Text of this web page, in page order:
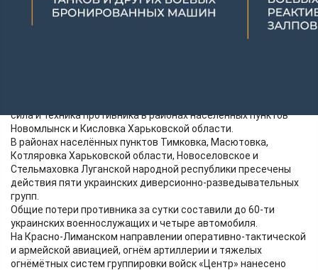
хранения боеприпасов, вооружения и военной техники,
доставленных из западных стран.
сила и техника противника в районах населённых пунктов
Новомлынск и Кисловка Харьковской области.
В районах населённых пунктов Тимковка, Масютовка,
Котляровка Харьковской области, Новоселовское и
Стельмаховка Луганской народной республики пресечены
действия пяти украинских диверсионно-разведывательных
групп.
Общие потери противника за сутки составили до 60-ти
украинских военнослужащих и четыре автомобиля.
На Красно-Лиманском направлении оперативно-тактической
и армейской авиацией, огнём артиллерии и тяжелых
огнёмётных систем группировки войск «Центр» нанесено